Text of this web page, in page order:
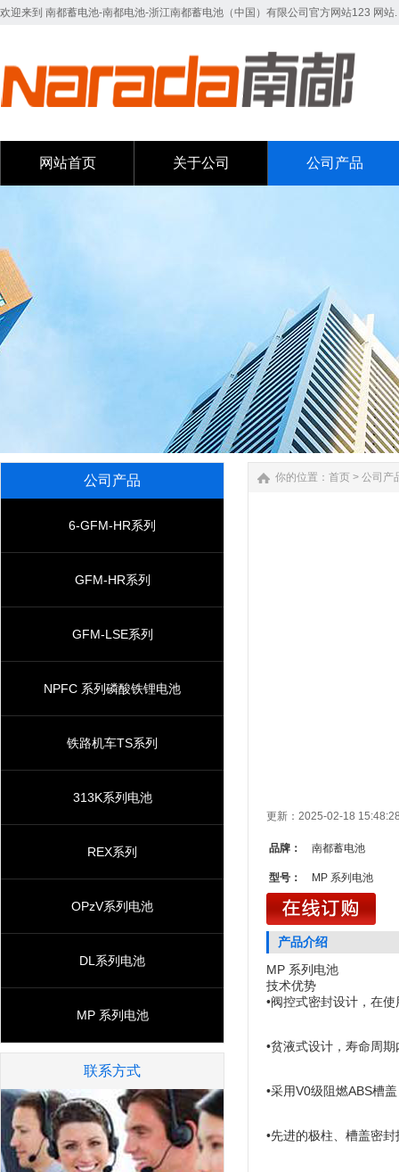
欢迎来到 南都蓄电池-南都电池-浙江南都蓄电池（中国）有限公司官方网站123 网站.
网站首页 关于公司 公司产品
公司产品
6-GFM-HR系列
GFM-HR系列
GFM-LSE系列
NPFC 系列磷酸铁锂电池
铁路机车TS系列
313K系列电池
REX系列
OPzV系列电池
DL系列电池
MP 系列电池
联系方式
你的位置： 首页 > 公司产
更新：2025-02-18
品牌： 南都蓄电池
型号： MP 系列电池
产品介绍
MP 系列电池
技术优势
•阀控式密封设计，在
•贫液式设计，寿命周
•采用V0级阻燃ABS槽
•先进的极柱、槽盖密